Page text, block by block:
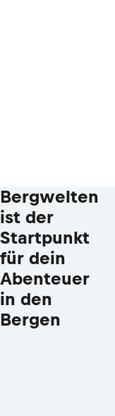
Bergwelten
ist der
Startpunkt
für dein
Abenteuer
in den
Bergen